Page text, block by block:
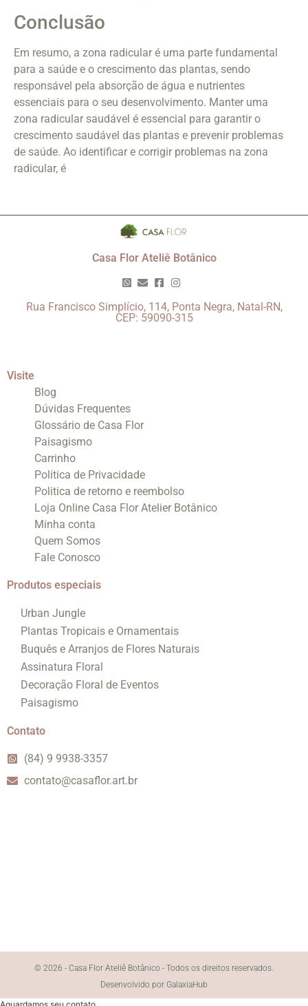
Conclusão
Em resumo, a zona radicular é uma parte fundamental
para a saúde e o crescimento das plantas, sendo
responsável pela absorção de água e nutrientes
essenciais para o seu desenvolvimento. Manter uma
zona radicular saudável é essencial para garantir o
crescimento saudável das plantas e prevenir problemas
de saúde. Ao identificar e corrigir problemas na zona
radicular, é
Casa Flor Ateliê Botânico
Rua Francisco Simplício, 114, Ponta Negra, Natal-RN,
CEP: 59090-315
Visite
Blog
Dúvidas Frequentes
Glossário de Casa Flor
Paisagismo
Carrinho
Política de Privacidade
Politica de retorno e reembolso
Loja Online Casa Flor Atelier Botânico
Minha conta
Quem Somos
Fale Conosco
Produtos especiais
Urban Jungle
Plantas Tropicais e Ornamentais
Buquês e Arranjos de Flores Naturais
Assinatura Floral
Decoração Floral de Eventos
Paisagismo
Contato
(84) 9 9938-3357
contato@casaflor.art.br
© 2026 - Casa Flor Ateliê Botânico - Todos os direitos reservados.
Desenvolvido por GalaxiaHub